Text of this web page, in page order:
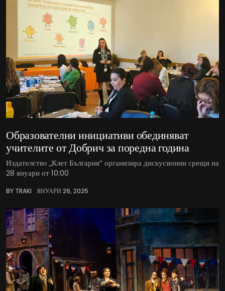
Образователни инициативи обединяват
учителите от Добрич за поредна година
Издателство „Клет България“ организира дискусионни срещи на
28 януари от 10:00
BY TRAKI ЯНУАРИ 26, 2025